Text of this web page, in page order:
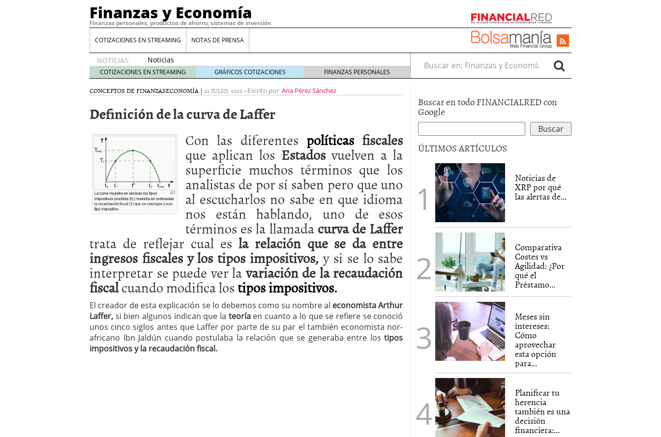
Finanzas y Economía
Finanzas personales, productos de ahorro, sistemas de inversión
COTIZACIONES EN STREAMING NOTAS DE PRENSA
NOTICIAS:
Noticias
de XRP
por qué
las
whales
llegar
de abril
de 2026
Comparativa Costes vs Agilidad: ¿Por qué el Préstamo Promotor privado
acelera la rentabilidad? 12 de diciembre de 2025
Meses sin intereses: Cómo aprovechar esta opción para gestionar tus
compras 24 de noviembre de 2025
Planificar tu herencia también es una decisión financiera: cómo anticiparte
21 de noviembre de 2025
¿Cuánto cuesta un software punto de venta? 3 de octubre de 2025
COTIZACIONES EN STREAMING GRÁFICOS COTIZACIONES FINANZAS PERSONALES
Buscar en:
CONCEPTOS DE FINANZASECONOMÍA | 21 JULIO, 2012- Escrito por:Ana Pérez Sánchez
Definición de la curva de Laffer
Con las diferentes políticas fiscales
que aplican los Estadosvuelven a la
superficie muchos términos que los
analistas de por sí saben pero que uno
al escucharlos no sabe en que idioma
nos están hablando, uno de esos
términos es la llamadacurva de Laffer
trata de reflejar cual es la relación que se da entre
ingresos fiscales y los tipos impositivos, y si se lo sabe
interpretar se puede ver lavariación de la recaudación
fiscalcuando modifica lostipos impositivos.
El creador de esta explicación se lo debemos como su nombre al economista Arthur
Laffer, si bien algunos indican que la teoríaen cuanto a lo que se refiere se conoció
unos cinco siglos antes que Laffer por parte de su par el también economista nor-
africano Ibn Jaldún cuando postulaba la relación que se generaba entre lostipos
impositivos y la recaudación fiscal.
Buscar en todo FINANCIALRED con
Google
ÚLTIMOS ARTÍCULOS
Noticias de
XRP por qué
las alertas de...
Comparativa
Costes vs
Agilidad: ¿Por
qué el
Préstamo...
Meses sin
intereses:
Cómo
aprovechar
esta opción
para...
Planificar tu
herencia
también es una
decisión
financiera:...